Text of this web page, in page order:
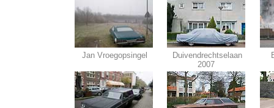
Jan Vroegopsingel
Duivendrechtselaan
2007